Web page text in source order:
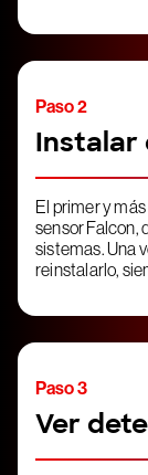
Paso 2
Instalar
El primer y
sensor Falcon,
sistemas. Una
reinstalarlo,
Paso 3
Ver